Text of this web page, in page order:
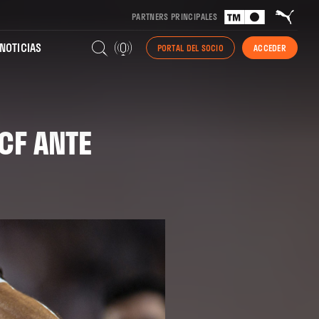
PARTNERS PRINCIPALES
PORTAL DEL SOCIO ACCEDER
ANTE